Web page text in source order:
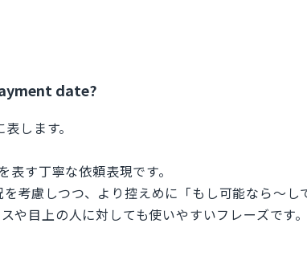
date?
します。
す丁寧な依頼表現です。
考慮しつつ、より控えめに「もし可能なら～し
目上の人に対しても使いやすいフレーズです。